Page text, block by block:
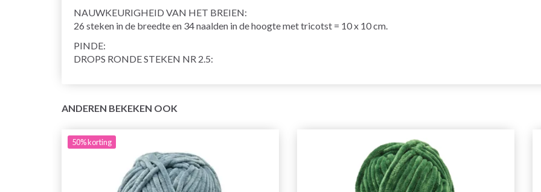
NAUWKEURIGHEID VAN HET BREIEN:
26 steken in de breedte en 34 naalden in de hoogte met tricotst = 10 x 10 cm.
PINDE:
DROPS RONDE STEKEN NR 2.5:
ANDEREN BEKEKEN OOK
50%korting